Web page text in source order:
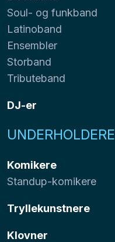
Soul- og funkband
Latinoband
Ensembler
Storband
Tributeband
DJ-er
UNDERHOLDERE
Komikere
Standup-komikere
Tryllekunstnere
Klovner